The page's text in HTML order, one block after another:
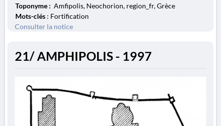
Toponyme : Amfipolis, Neochorion, region_fr, Grèce
Mots-clés : Fortification
Consulter la notice
21/ AMPHIPOLIS - 1997